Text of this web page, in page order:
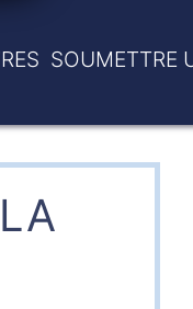
SOUMETTRE